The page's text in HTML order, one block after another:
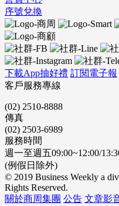
序號兌換
下載App抽好禮 訂閱電子報
客戶服務專線
(02) 2510-8888
傳真
(02) 2503-6989
服務時間
週一至週五09:00~12:00/
(例假日除外)
© 2019 Business Weekly a
Rights Reserved.
關於商周集團 公告 文章影